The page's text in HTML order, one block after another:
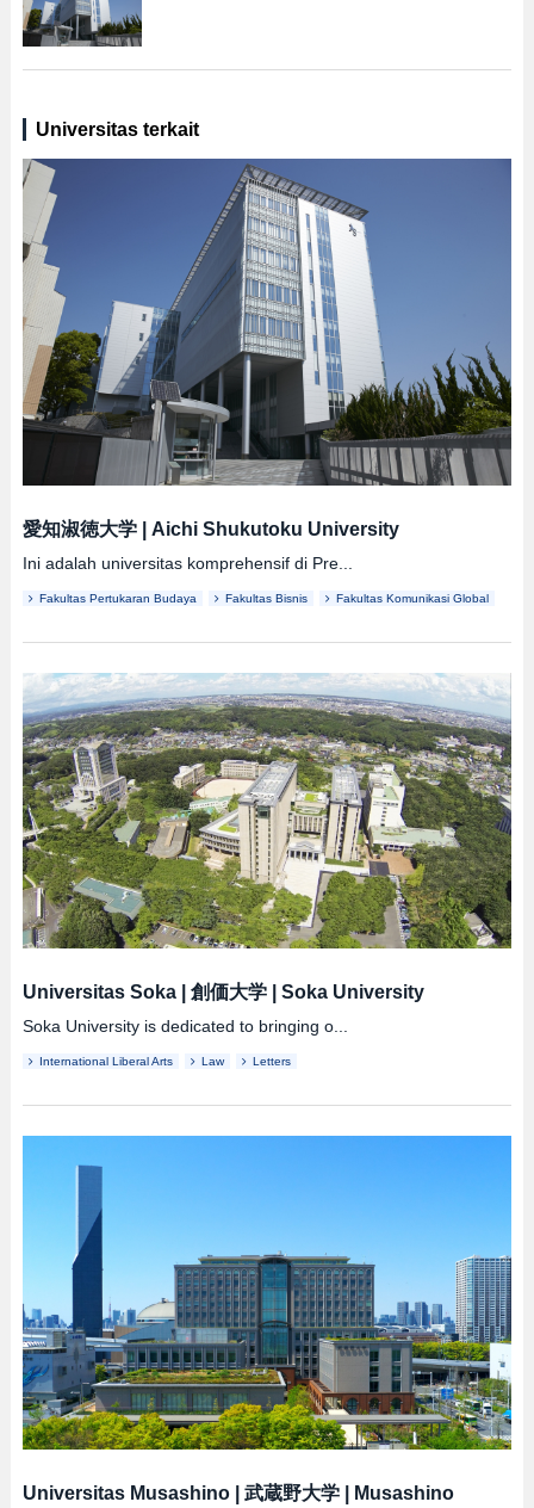
Universitas terkait
愛知淑徳大学| Aichi Shukutoku University
Ini adalah universitas komprehensif di Pre...
Fakultas Pertukaran Budaya Fakultas Bisnis Fakultas Komunikasi Global
Universitas Soka| 創価大学| Soka University
Soka University is dedicated to bringing o...
International Liberal Arts Law Letters
Universitas Musashino| 武蔵野大学|
Musashino